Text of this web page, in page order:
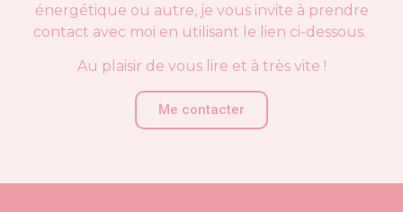
énergétique ou autre, je vous invite à prendre
contact avec moi en utilisant le lien ci-dessous.
Au plaisir de vous lire et à très vite !
Me contacter